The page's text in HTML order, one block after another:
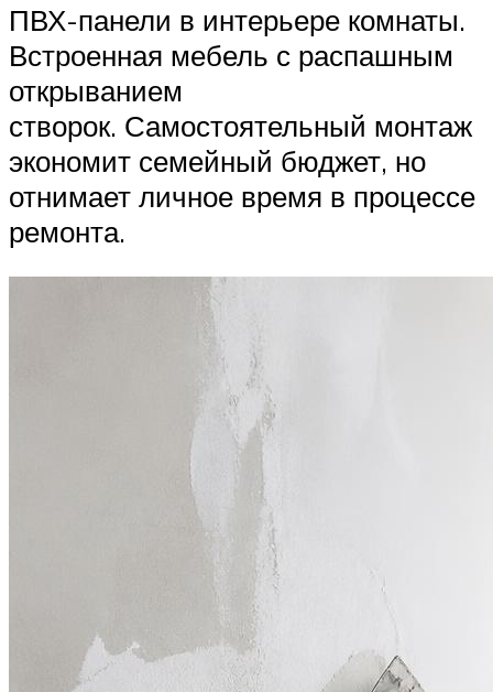
ПВХ-панели в интерьере комнаты.
Встроенная мебель с распашным
открыванием
створок. Самостоятельный монтаж
экономит семейный бюджет, но
отнимает личное время в процессе
ремонта.